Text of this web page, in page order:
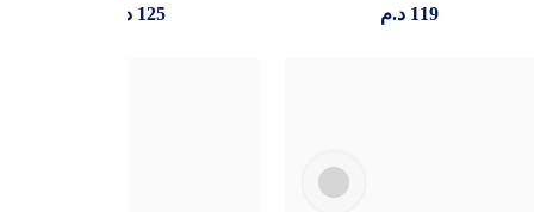
119د.م